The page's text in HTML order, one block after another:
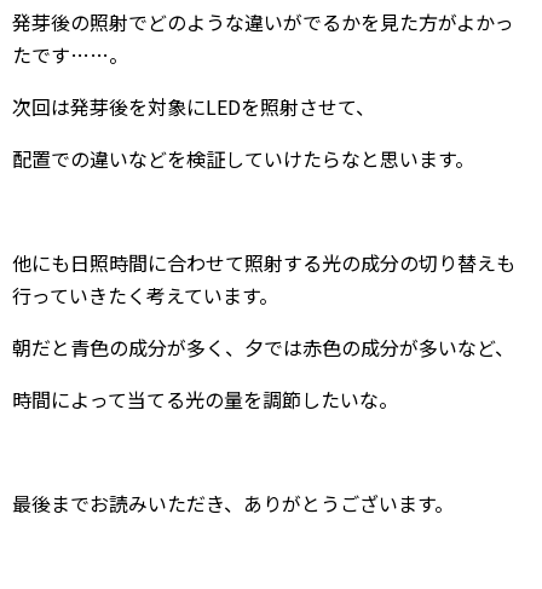
発芽後の照射でどのような違いがでるかを見た方がよかっ
たです……。
次回は発芽後を対象にLEDを照射させて、
配置での違いなどを検証していけたらなと思います。
他にも日照時間に合わせて照射する光の成分の切り替えも
行っていきたく考えています。
朝だと青色の成分が多く、夕では赤色の成分が多いなど、
時間によって当てる光の量を調節したいな。
最後までお読みいただき、ありがとうございます。